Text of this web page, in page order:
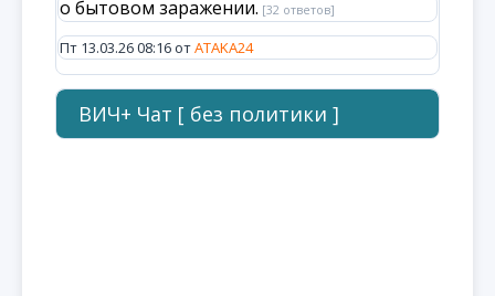
о бытовом заражении. [32 ответов]
Пт 13.03.26 08:16 отATAKA24
ВИЧ+ Чат [ без политики ]